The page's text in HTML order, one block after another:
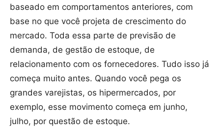
baseado em comportamentos anteriores, com
base no que você projeta de crescimento do
mercado. Toda essa parte de previsão de
demanda, de gestão de estoque, de
relacionamento com os fornecedores. Tudo isso já
começa muito antes. Quando você pega os
grandes varejistas, os hipermercados, por
exemplo, esse movimento começa em junho,
julho, por questão de estoque.